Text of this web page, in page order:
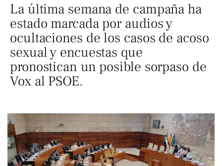
La última semana de campaña ha
estado marcada por audios y
ocultaciones de los casos de acoso
sexual y encuestas que
pronostican un posible sorpaso de
Vox al PSOE.